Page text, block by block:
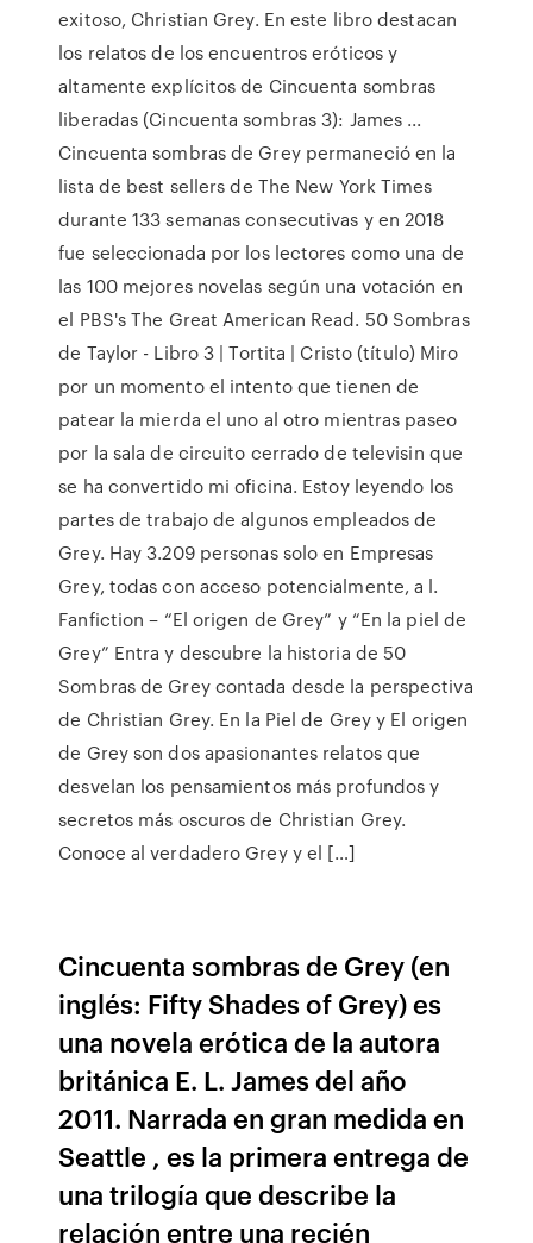
exitoso, Christian Grey. En este libro destacan
los relatos de los encuentros eróticos y
altamente explícitos de Cincuenta sombras
liberadas (Cincuenta sombras 3): James ...
Cincuenta sombras de Grey permaneció en la
lista de best sellers de The New York Times
durante 133 semanas consecutivas y en 2018
fue seleccionada por los lectores como una de
las 100 mejores novelas según una votación en
el PBS's The Great American Read. 50 Sombras
de Taylor - Libro 3 | Tortita | Cristo (título) Miro
por un momento el intento que tienen de
patear la mierda el uno al otro mientras paseo
por la sala de circuito cerrado de televisin que
se ha convertido mi oficina. Estoy leyendo los
partes de trabajo de algunos empleados de
Grey. Hay 3.209 personas solo en Empresas
Grey, todas con acceso potencialmente, a l.
Fanfiction – “El origen de Grey” y “En la piel de
Grey” Entra y descubre la historia de 50
Sombras de Grey contada desde la perspectiva
de Christian Grey. En la Piel de Grey y El origen
de Grey son dos apasionantes relatos que
desvelan los pensamientos más profundos y
secretos más oscuros de Christian Grey.
Conoce al verdadero Grey y el […]
Cincuenta sombras de Grey (en
inglés: Fifty Shades of Grey) es
una novela erótica de la autora
británica E. L. James del año
2011. Narrada en gran medida en
Seattle , es la primera entrega de
una trilogía que describe la
relación entre una recién